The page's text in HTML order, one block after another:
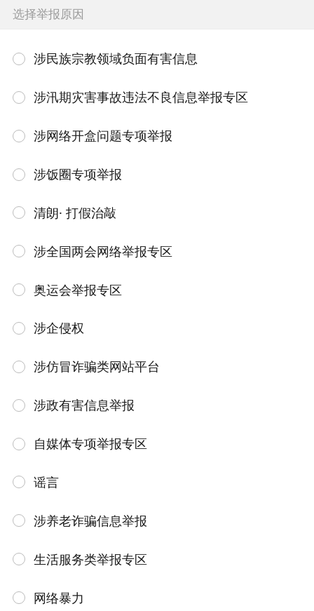
选择举报原因
涉民族宗教领域负面有害信息
涉汛期灾害事故违法不良信息举报专区
涉网络开盒问题专项举报
涉饭圈专项举报
清朗· 打假治敲
涉全国两会网络举报专区
奥运会举报专区
涉企侵权
涉仿冒诈骗类网站平台
涉政有害信息举报
自媒体专项举报专区
谣言
涉养老诈骗信息举报
生活服务类举报专区
网络暴力